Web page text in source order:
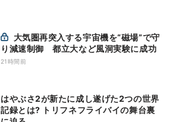
り減速制御 都立大など風洞実験に成功
21時間前
はやぶさ2が新たに成し遂げた2つの世界
記録とは? トリフネフライバイの舞台裏